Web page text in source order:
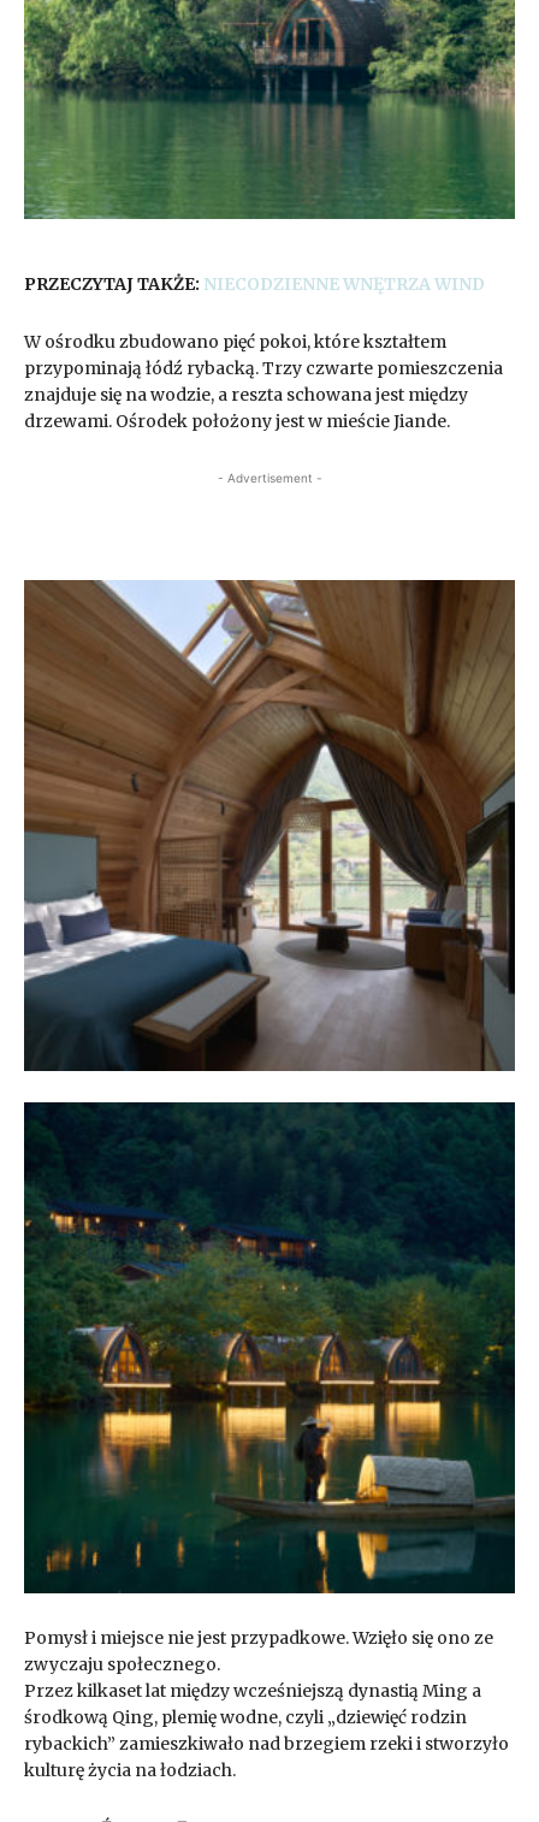
PRZECZYTAJ TAKŻE: NIECODZIENNE WNĘTRZA WIND
W ośrodku zbudowano pięć pokoi, które kształtem
przypominają łódź rybacką. Trzy czwarte pomieszczenia
znajduje się na wodzie, a reszta schowana jest między
drzewami. Ośrodek położony jest w mieście Jiande.
- Advertisement -
Pomysł i miejsce nie jest przypadkowe. Wzięło się ono ze
zwyczaju społecznego.
Przez kilkaset lat między wcześniejszą dynastią Ming a
środkową Qing, plemię wodne, czyli „dziewięć rodzin
rybackich” zamieszkiwało nad brzegiem rzeki i stworzyło
kulturę życia na łodziach.